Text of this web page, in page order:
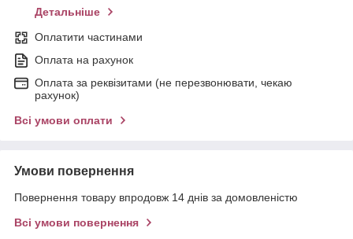
Детальніше
Оплатити частинами
Оплата на рахунок
Оплата за реквізитами (не перезвонювати, чекаю
рахунок)
Всі умови оплати
Умови повернення
Повернення товару впродовж 14 днів за домовленістю
Всі умови повернення